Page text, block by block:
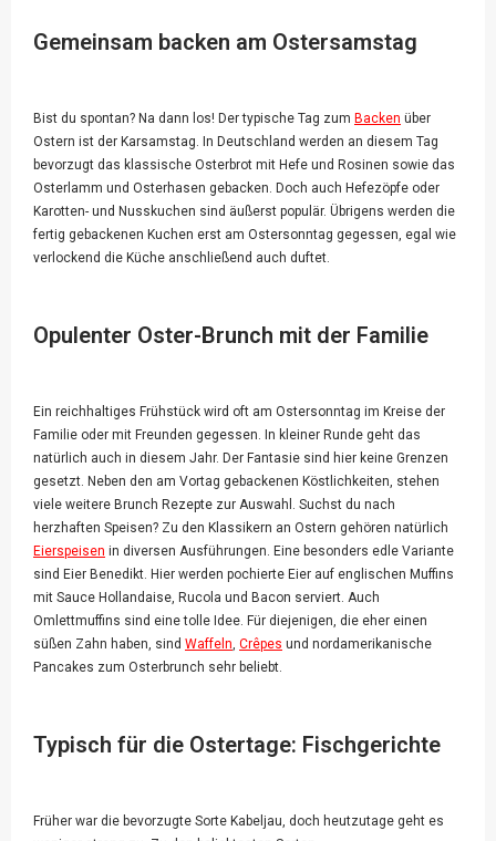
Gemeinsam backen am Ostersamstag
Bist du spontan? Na dann los! Der typische Tag zum Backen über
Ostern ist der Karsamstag. In Deutschland werden an diesem Tag
bevorzugt das klassische Osterbrot mit Hefe und Rosinen sowie das
Osterlamm und Osterhasen gebacken. Doch auch Hefezöpfe oder
Karotten- und Nusskuchen sind äußerst populär. Übrigens werden die
fertig gebackenen Kuchen erst am Ostersonntag gegessen, egal wie
verlockend die Küche anschließend auch duftet.
Opulenter Oster-Brunch mit der Familie
Ein reichhaltiges Frühstück wird oft am Ostersonntag im Kreise der
Familie oder mit Freunden gegessen. In kleiner Runde geht das
natürlich auch in diesem Jahr. Der Fantasie sind hier keine Grenzen
gesetzt. Neben den am Vortag gebackenen Köstlichkeiten, stehen
viele weitere Brunch Rezepte zur Auswahl. Suchst du nach
herzhaften Speisen? Zu den Klassikern an Ostern gehören natürlich
Eierspeisen in diversen Ausführungen. Eine besonders edle Variante
sind Eier Benedikt. Hier werden pochierte Eier auf englischen Muffins
mit Sauce Hollandaise, Rucola und Bacon serviert. Auch
Omlettmuffins sind eine tolle Idee. Für diejenigen, die eher einen
süßen Zahn haben, sind Waffeln, Crêpes und nordamerikanische
Pancakes zum Osterbrunch sehr beliebt.
Typisch für die Ostertage: Fischgerichte
Früher war die bevorzugte Sorte Kabeljau, doch heutzutage geht es